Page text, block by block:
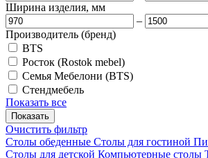
Ширина изделия, мм
–
Производитель (бренд)
BTS
Росток (Rostok mebel)
Семья Мебелони (BTS)
Стендмебель
Показать все
Очистить фильтр
Столы обеденные Столы для гостиной
Столы для детской Компьютерные столы